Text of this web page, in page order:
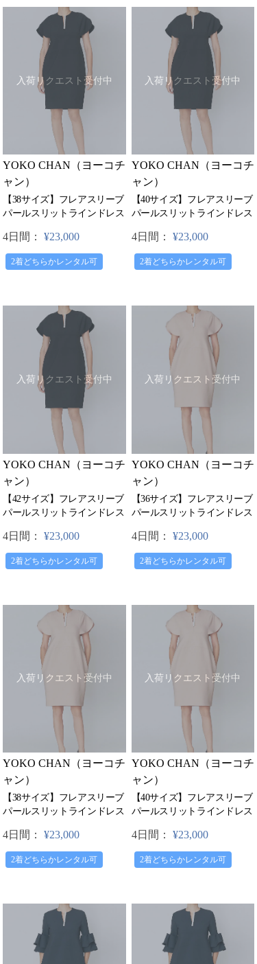
入荷リクエスト受付中
YOKO CHAN（ヨーコチ
ャン）
【38サイズ】フレアスリーブ
パールスリットラインドレス
4日間： ¥23,000
2着どちらかレンタル可
入荷リクエスト受付中
YOKO CHAN（ヨーコチ
ャン）
【40サイズ】フレアスリーブ
パールスリットラインドレス
4日間： ¥23,000
2着どちらかレンタル可
入荷リクエスト受付中
YOKO CHAN（ヨーコチ
ャン）
【42サイズ】フレアスリーブ
パールスリットラインドレス
4日間： ¥23,000
2着どちらかレンタル可
入荷リクエスト受付中
YOKO CHAN（ヨーコチ
ャン）
【36サイズ】フレアスリーブ
パールスリットラインドレス
4日間： ¥23,000
2着どちらかレンタル可
入荷リクエスト受付中
YOKO CHAN（ヨーコチ
ャン）
【38サイズ】フレアスリーブ
パールスリットラインドレス
4日間： ¥23,000
2着どちらかレンタル可
入荷リクエスト受付中
YOKO CHAN（ヨーコチ
ャン）
【40サイズ】フレアスリーブ
パールスリットラインドレス
4日間： ¥23,000
2着どちらかレンタル可